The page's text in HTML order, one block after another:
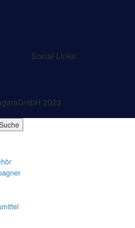
Social Links:
2023